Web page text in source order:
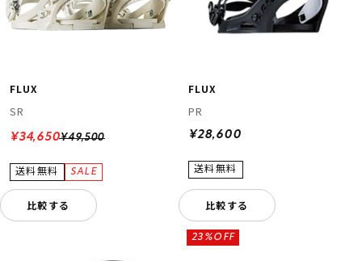
FLUX
SR
¥49,500
¥34,650
比較する
FLUX
PR
¥28,600
比較する
23%OFF